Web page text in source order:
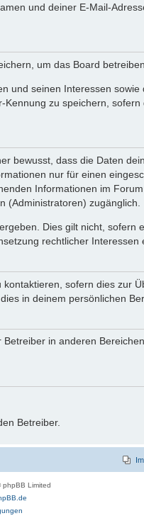
und deiner E-Mail-
um das Board
und seinen Interessen
zu speichern,
bewusst, dass die Daten
nur für einen
Informationen im
(Administratoren) zugänglich.
Dies gilt nicht, sofern
rechtlicher Interessen
sofern dies zur
in deinem persönlichen
in anderen
Betreiber.
Limited